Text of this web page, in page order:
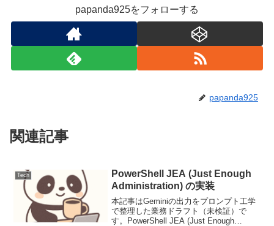
papanda925をフォローする
papanda925
関連記事
Tech
PowerShell JEA (Just Enough
Administration) の実装
本記事はGeminiの出力をプロンプト工学
で整理した業務ドラフト（未検証）で
す。PowerShell JEA (Just Enough